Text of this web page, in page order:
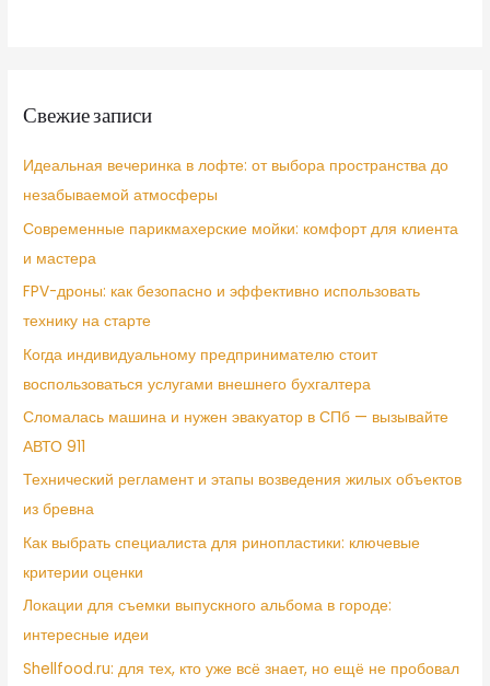
Свежие записи
Идеальная вечеринка в лофте: от выбора пространства до
незабываемой атмосферы
Современные парикмахерские мойки: комфорт для клиента
и мастера
FPV-дроны: как безопасно и эффективно использовать
технику на старте
Когда индивидуальному предпринимателю стоит
воспользоваться услугами внешнего бухгалтера
Сломалась машина и нужен эвакуатор в СПб — вызывайте
АВТО 911
Технический регламент и этапы возведения жилых объектов
из бревна
Как выбрать специалиста для ринопластики: ключевые
критерии оценки
Локации для съемки выпускного альбома в городе:
интересные идеи
Shellfood.ru: для тех, кто уже всё знает, но ещё не пробовал